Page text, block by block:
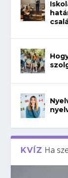
KVÍZ Ha